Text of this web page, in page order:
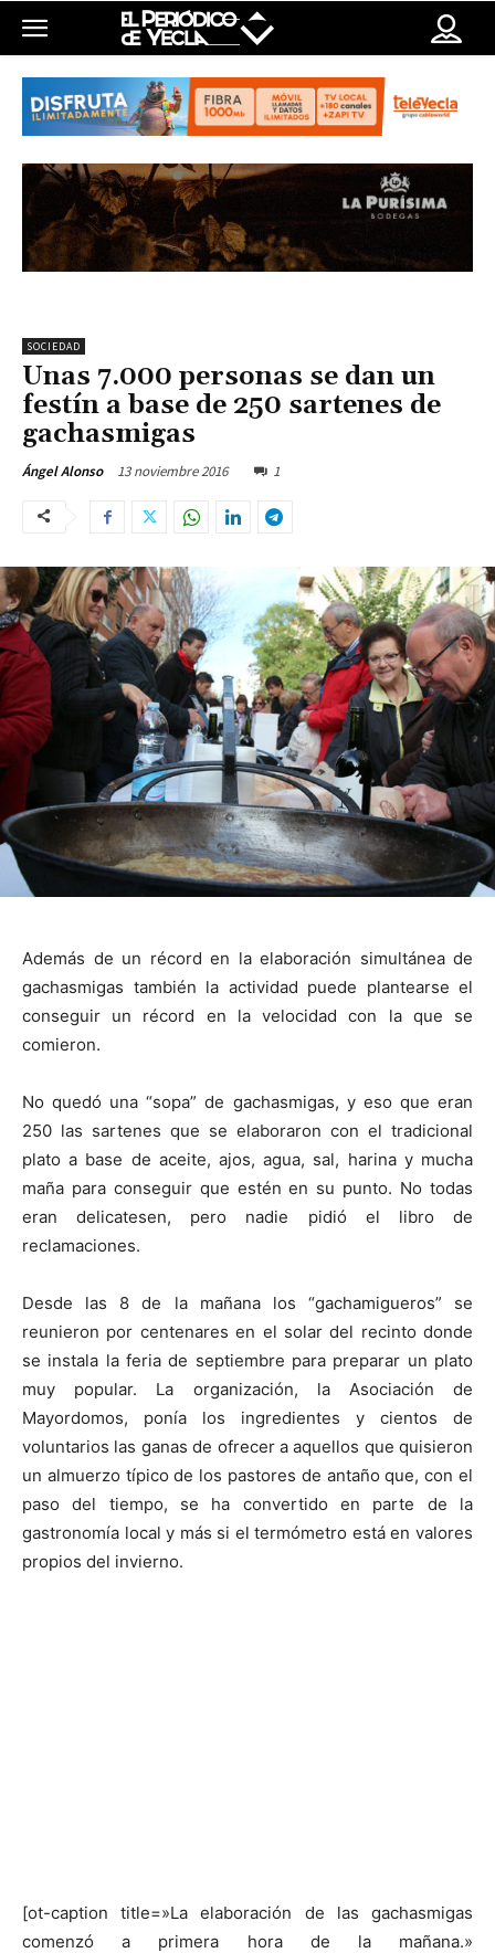
SOCIEDAD
Unas 7.000 personas se dan un
festín a base de 250 sartenes de
gachasmigas
Ángel Alonso 13 noviembre 2016 1
Además de un récord en la elaboración simultánea de
gachasmigas también la actividad puede plantearse el
conseguir un récord en la velocidad con la que se
comieron.
No quedó una “sopa” de gachasmigas, y eso que eran
250 las sartenes que se elaboraron con el tradicional
plato a base de aceite, ajos, agua, sal, harina y mucha
maña para conseguir que estén en su punto. No todas
eran delicatesen, pero nadie pidió el libro de
reclamaciones.
Desde las 8 de la mañana los “gachamigueros” se
reunieron por centenares en el solar del recinto donde
se instala la feria de septiembre para preparar un plato
muy popular. La organización, la Asociación de
Mayordomos, ponía los ingredientes y cientos de
voluntarios las ganas de ofrecer a aquellos que quisieron
un almuerzo típico de los pastores de antaño que, con el
paso del tiempo, se ha convertido en parte de la
gastronomía local y más si el termómetro está en valores
propios del invierno.
[ot-caption title=»La elaboración de las gachasmigas
comenzó a primera hora de la mañana.»